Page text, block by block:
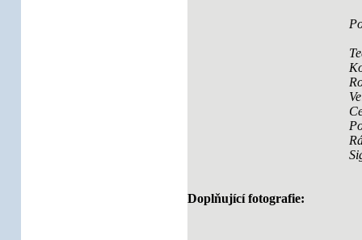
Doplňující fotografie: